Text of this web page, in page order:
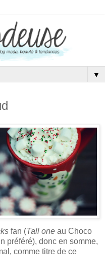
▼
fan (Tall one au Choco
préféré), donc en somme,
comme titre de ce